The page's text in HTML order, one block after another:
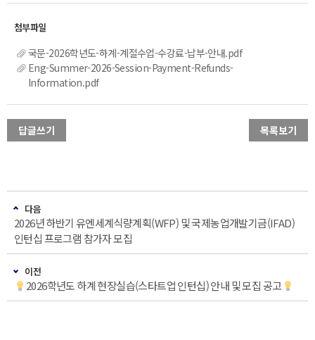
국문-2026학년도-하계-계절수업-수강료-납부-안내.pdf
Eng-Summer-2026-Session-Payment-Refunds-
Information.pdf
답글쓰기 목록보기
다음
2026년 하반기 유엔세계식량계획(WFP) 및 국제농업개발기금(IFAD)
인턴십 프로그램 참가자 모집
이전
2026학년도 하계 현장실습(스타트업 인턴십) 안내 및 모집 공고